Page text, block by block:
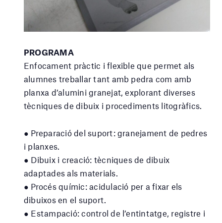
PROGRAMA
Enfocament pràctic i flexible que permet als
alumnes treballar tant amb pedra com amb
planxa d’alumini granejat, explorant diverses
tècniques de dibuix i procediments litogràfics.
● Preparació del suport: granejament de pedres
i planxes.
● Dibuix i creació: tècniques de dibuix
adaptades als materials.
● Procés químic: acidulació per a fixar els
dibuixos en el suport.
● Estampació: control de l’entintatge, registre i